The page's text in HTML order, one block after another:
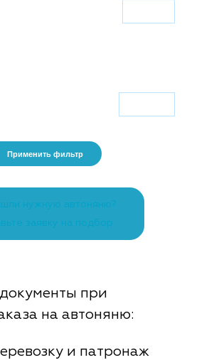
Применить фильтр
нужную автоняню?
заявку на подбор
при
на автоняню:
и патронаж